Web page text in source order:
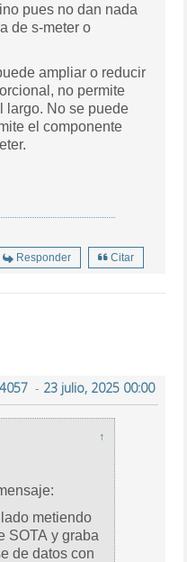
pues no dan nada
de s-meter o
ampliar o reducir
no permite
largo. No se puede
el componente
Responder Citar
- 23 julio, 2025 00:00
↑
metiendo
SOTA y graba
de datos con